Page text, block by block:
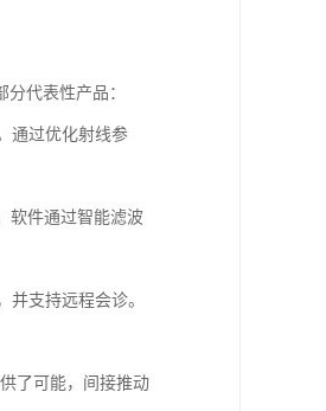
代表性产品：
通过优化射线参
软件通过智能滤波
支持远程会诊。
了可能，间接推动